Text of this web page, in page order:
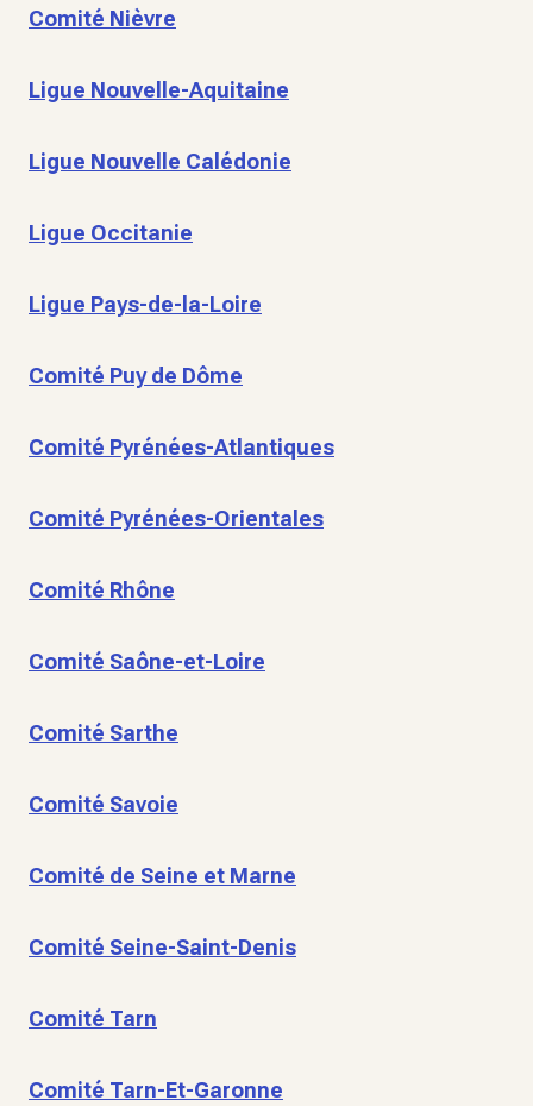
Comité Nièvre
Ligue Nouvelle-Aquitaine
Ligue Nouvelle Calédonie
Ligue Occitanie
Ligue Pays-de-la-Loire
Comité Puy de Dôme
Comité Pyrénées-Atlantiques
Comité Pyrénées-Orientales
Comité Rhône
Comité Saône-et-Loire
Comité Sarthe
Comité Savoie
Comité de Seine et Marne
Comité Seine-Saint-Denis
Comité Tarn
Comité Tarn-Et-Garonne